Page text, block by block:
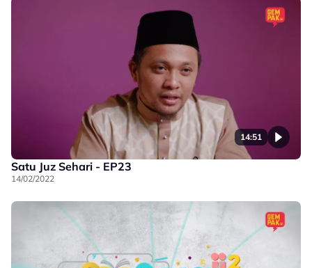
14:51
Satu Juz Sehari - EP23
14/02/2022